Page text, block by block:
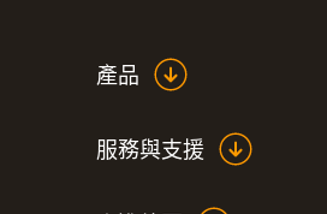
產品
服務與支援